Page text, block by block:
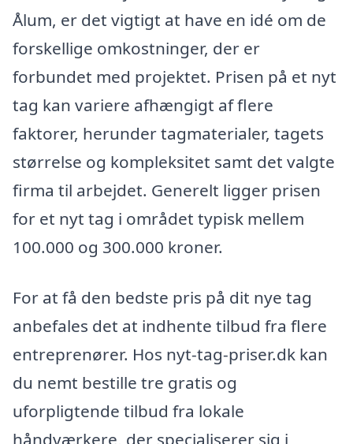
Ålum, er det vigtigt at have en idé om de
forskellige omkostninger, der er
forbundet med projektet. Prisen på et nyt
tag kan variere afhængigt af flere
faktorer, herunder tagmaterialer, tagets
størrelse og kompleksitet samt det valgte
firma til arbejdet. Generelt ligger prisen
for et nyt tag i området typisk mellem
100.000 og 300.000 kroner.
For at få den bedste pris på dit nye tag
anbefales det at indhente tilbud fra flere
entreprenører. Hos nyt-tag-priser.dk kan
du nemt bestille tre gratis og
uforpligtende tilbud fra lokale
håndværkere, der specialiserer sig i